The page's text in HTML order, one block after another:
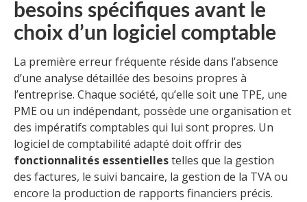
besoins spécifiques avant le
choix d’un logiciel comptable
La première erreur fréquente réside dans l’absence
d’une analyse détaillée des besoins propres à
l’entreprise. Chaque société, qu’elle soit une TPE, une
PME ou un indépendant, possède une organisation et
des impératifs comptables qui lui sont propres. Un
logiciel de comptabilité adapté doit offrir des
fonctionnalités essentiellestelles que la gestion
des factures, le suivi bancaire, la gestion de la TVA ou
encore la production de rapports financiers précis.